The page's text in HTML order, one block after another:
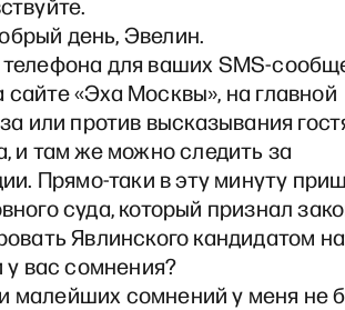
день, Эвелин.
для ваших SMS-
сайте «Эха Москвы», на главной
или против высказывания
и там же можно следить за
Прямо-таки в эту минуту
суда, который признал
Явлинского кандидатом
вас сомнения?
сомнений у меня не